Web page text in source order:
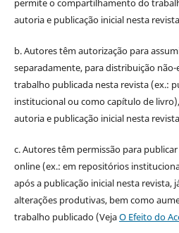
permite o compartilhamento do
autoria e publicação inicial nesta
b. Autores têm autorização para
separadamente, para distribuição
trabalho publicada nesta revista (ex.:
institucional ou como capítulo de
autoria e publicação inicial nesta
c. Autores têm permissão para
online (ex.: em repositórios
após a publicação inicial nesta revista,
alterações produtivas, bem como
trabalho publicado (VejaO Efeito do